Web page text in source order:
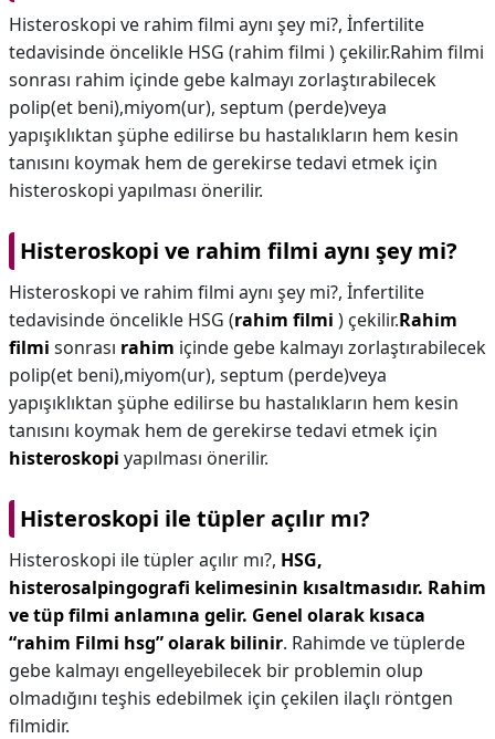
Histeroskopi ve rahim filmi aynı şey mi?, İnfertilite
tedavisinde öncelikle HSG (rahim filmi ) çekilir.Rahim filmi
sonrası rahim içinde gebe kalmayı zorlaştırabilecek
polip(et beni),miyom(ur), septum (perde)veya
yapışıklıktan şüphe edilirse bu hastalıkların hem kesin
tanısını koymak hem de gerekirse tedavi etmek için
histeroskopi yapılması önerilir.
Histeroskopi ve rahim filmi aynı şey mi?
Histeroskopi ve rahim filmi aynı şey mi?, İnfertilite
tedavisinde öncelikle HSG (rahim filmi ) çekilir.Rahim
filmi sonrası rahim içinde gebe kalmayı zorlaştırabilecek
polip(et beni),miyom(ur), septum (perde)veya
yapışıklıktan şüphe edilirse bu hastalıkların hem kesin
tanısını koymak hem de gerekirse tedavi etmek için
histeroskopi yapılması önerilir.
Histeroskopi ile tüpler açılır mı?
Histeroskopi ile tüpler açılır mı?, HSG,
histerosalpingografi kelimesinin kısaltmasıdır. Rahim
ve tüp filmi anlamına gelir. Genel olarak kısaca
“rahim Filmi hsg” olarak bilinir. Rahimde ve tüplerde
gebe kalmayı engelleyebilecek bir problemin olup
olmadığını teşhis edebilmek için çekilen ilaçlı röntgen
filmidir.